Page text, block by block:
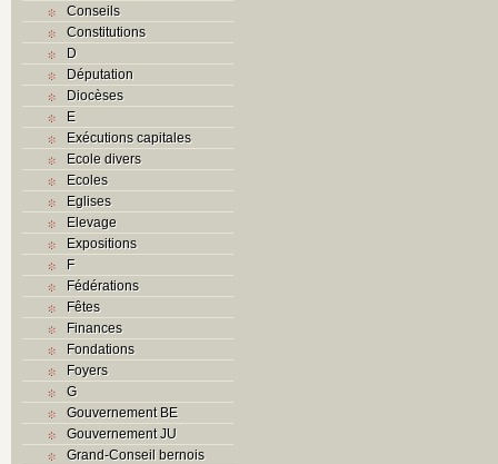
Conseils
Constitutions
D
Députation
Diocèses
E
Exécutions capitales
Ecole divers
Ecoles
Eglises
Elevage
Expositions
F
Fédérations
Fêtes
Finances
Fondations
Foyers
G
Gouvernement BE
Gouvernement JU
Grand-Conseil bernois